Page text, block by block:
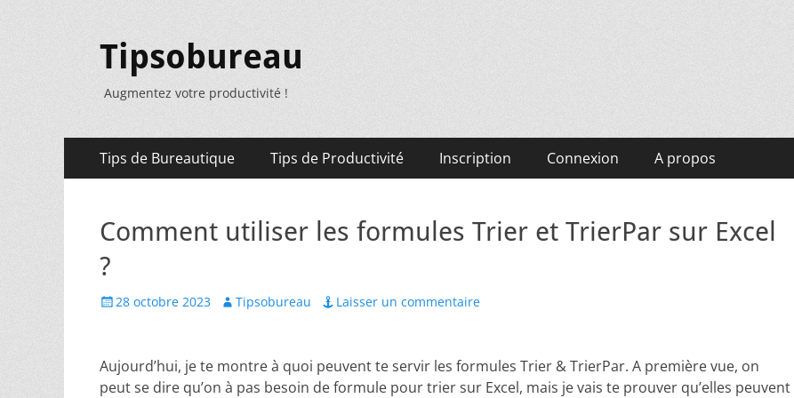
Tipsobureau
Augmentez votre productivité !
Menu
principal
Aller
Tips de Bureautique Tips de Productivité Inscription Connexion A propos
Comment utiliser les formules Trier et TrierPar sur Excel
?
Posted
28 octobre 2023 Author
Tipsobureau Laisser un commentaire
Aujourd’hui, je te montre à quoi peuvent te servir les formules Trier & TrierPar. A première vue, on
peut se dire qu’on à pas besoin de formule pour trier sur Excel, mais je vais te prouver qu’elles peuvent